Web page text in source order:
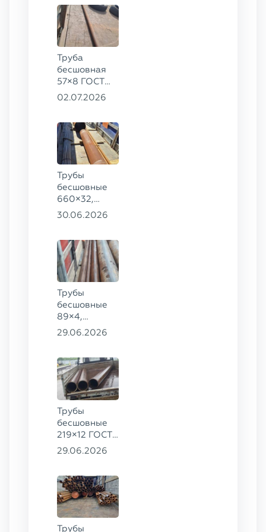
Труба
бесшовная
57×8 ГОСТ
8732-78
02.07.2026
Трубы
бесшовные
660×32,
426×28,
8732-78
сталь 09Г2С
30.06.2026
Трубы
бесшовные
89×4,
203×20,
09Г2С
29.06.2026
Трубы
бесшовные
219×12 ГОСТ
8732-78, ст.
29.06.2026
Трубы